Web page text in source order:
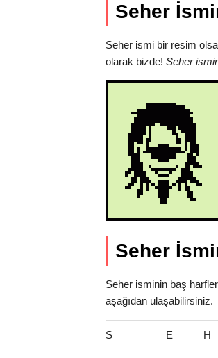
Seher
Seher ismi bir resim
olarak bizde! Seher
Seher
Seher isminin baş
aşağıdan ulaşabilirsiniz.
S E H